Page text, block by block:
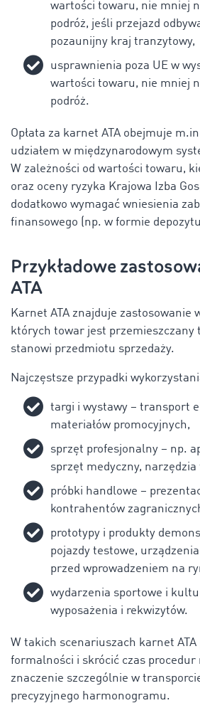
wartości towaru, nie mniej
podróż, jeśli przejazd
pozaunijny kraj tranzytowy,
usprawnienia poza UE w
wartości towaru, nie mniej
podróż.
Opłata za karnet ATA obejmuje
udziałem w międzynarodowym
W zależności od wartości towaru,
oraz oceny ryzyka Krajowa Izba
dodatkowo wymagać wniesienia
finansowego (np. w formie
Przykładowe
ATA
Karnet ATA znajduje zastosowanie
których towar jest przemieszczany
stanowi przedmiotu sprzedaży.
Najczęstsze przypadki
targi i wystawy – transport
materiałów promocyjnych,
sprzęt profesjonalny – np.
sprzęt medyczny,
próbki handlowe –
kontrahentów
prototypy i produkty
pojazdy testowe,
przed wprowadzeniem na
wydarzenia sportowe i
wyposażenia i rekwizytów.
W takich scenariuszach karnet
formalności i skrócić czas procedur
znaczenie szczególnie w
precyzyjnego harmonogramu.